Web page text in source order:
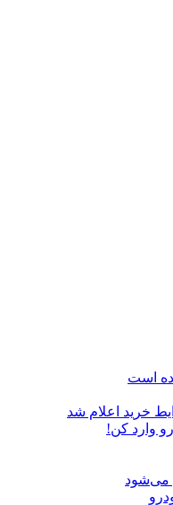
خرید اعلام شد